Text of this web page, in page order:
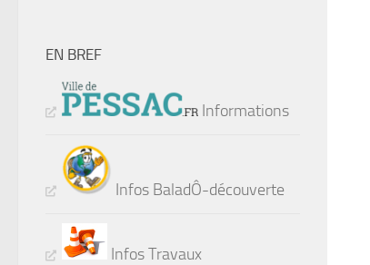
EN BREF
Informations
Infos BaladÔ-découverte
Infos Travaux